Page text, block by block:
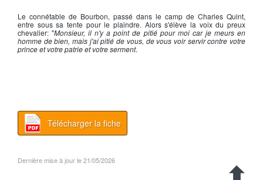
Le connétable de Bourbon, passé dans le camp de Charles Quint,
entre sous sa tente pour le plaindre. Alors s'élève la voix du preux
chevalier: "Monsieur, il n'y a point de pitié pour moi car je meurs en
homme de bien, mais j'ai pitié de vous, de vous voir servir contre votre
prince et votre patrie et votre serment.
Télécharger la fiche
Dernière mise à jour le 21/05/2026